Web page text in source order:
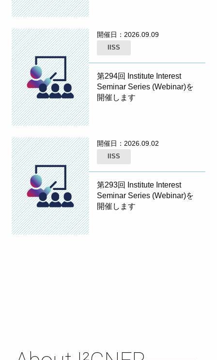
開催日： 2026.09.09
IISS
第294回 Institute Interest
Seminar Series (Webinar)を
開催します
開催日： 2026.09.02
IISS
第293回 Institute Interest
Seminar Series (Webinar)を
開催します